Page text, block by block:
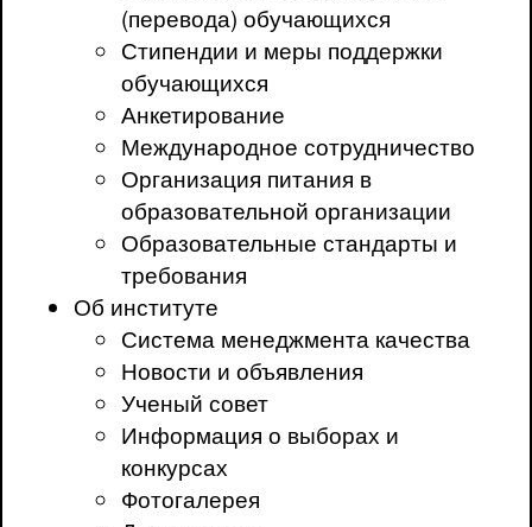
(перевода) обучающихся
Стипендии и меры поддержки
обучающихся
Анкетирование
Международное сотрудничество
Организация питания в
образовательной организации
Образовательные стандарты и
требования
Об институте
Система менеджмента качества
Новости и объявления
Ученый совет
Информация о выборах и
конкурсах
Фотогалерея